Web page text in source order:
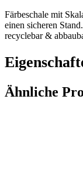
Färbeschale mit
einen sicheren
recyclebar &
Ähnliche